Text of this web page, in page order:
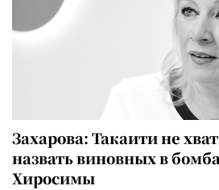
Захарова: Такаити не
назвать виновных в
Хиросимы